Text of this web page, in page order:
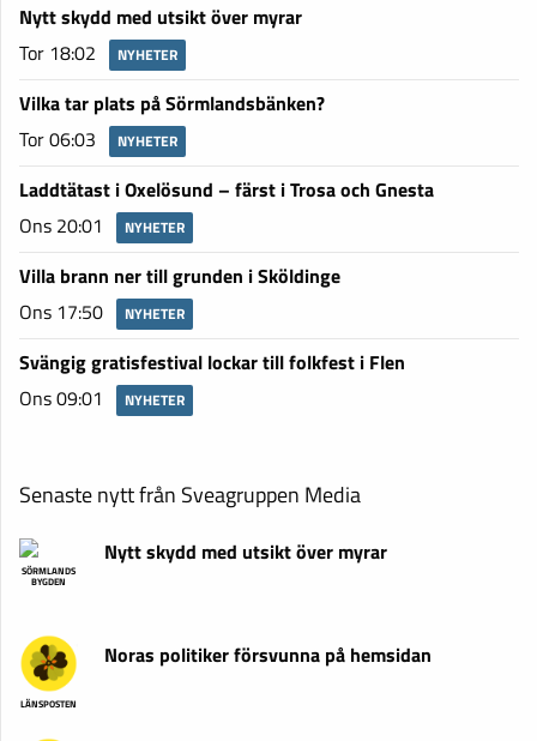
Nytt skydd med utsikt över myrar
Tor 18:02
NYHETER
Vilka tar plats på Sörmlandsbänken?
Tor 06:03
NYHETER
Laddtätast i Oxelösund – färst i Trosa och Gnesta
Ons 20:01
NYHETER
Villa brann ner till grunden i Sköldinge
Ons 17:50
NYHETER
Svängig gratisfestival lockar till folkfest i Flen
Ons 09:01
NYHETER
Senaste nytt från Sveagruppen Media
SÖRMLANDS
BYGDEN
Nytt skydd med utsikt över myrar
LÄNSPOSTEN
Noras politiker försvunna på hemsidan